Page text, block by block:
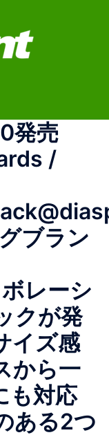
発売
/
ブラン
レーシ
クが発
イズ感
から一
も対応
ある2つ